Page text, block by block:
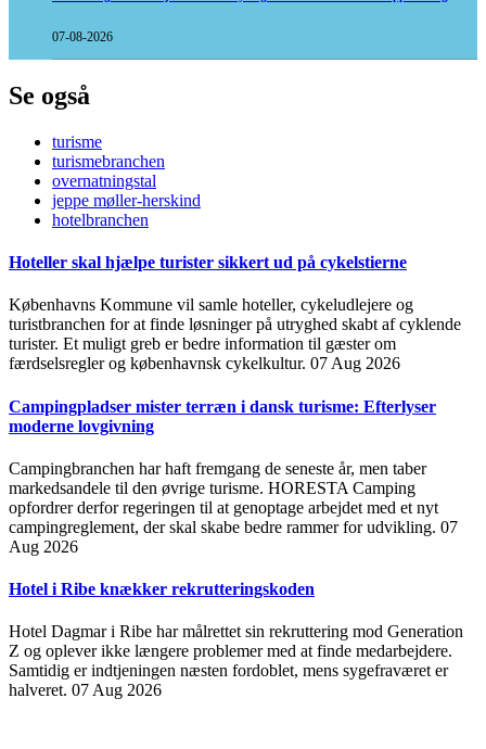
07-08-2026
Se også
turisme
turismebranchen
overnatningstal
jeppe møller-herskind
hotelbranchen
Hoteller skal hjælpe turister sikkert ud på cykelstierne
Københavns Kommune vil samle hoteller, cykeludlejere og
turistbranchen for at finde løsninger på utryghed skabt af cyklende
turister. Et muligt greb er bedre information til gæster om
færdselsregler og københavnsk cykelkultur. 07 Aug 2026
Campingpladser mister terræn i dansk turisme: Efterlyser
moderne lovgivning
Campingbranchen har haft fremgang de seneste år, men taber
markedsandele til den øvrige turisme. HORESTA Camping
opfordrer derfor regeringen til at genoptage arbejdet med et nyt
campingreglement, der skal skabe bedre rammer for udvikling. 07
Aug 2026
Hotel i Ribe knækker rekrutteringskoden
Hotel Dagmar i Ribe har målrettet sin rekruttering mod Generation
Z og oplever ikke længere problemer med at finde medarbejdere.
Samtidig er indtjeningen næsten fordoblet, mens sygefraværet er
halveret. 07 Aug 2026